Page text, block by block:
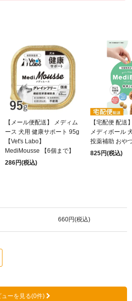
【メール便配送】 メディム
ース 犬用 健康サポート 95g
【Vet's Labo】
MediMousse 【6個まで】
286円(税込)
【宅配便 配送
メディボール
投薬補助 おや
825円(税込)
660円(税込)
ューを見る(0件)